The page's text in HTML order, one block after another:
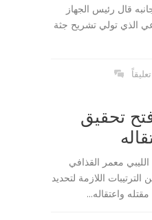
قال رئيس الجهاز
الذي تولي تشريح جثة
تحقيق
معمر القذافي
الترتيبات اللازمة لتحديد
واعتقاله...